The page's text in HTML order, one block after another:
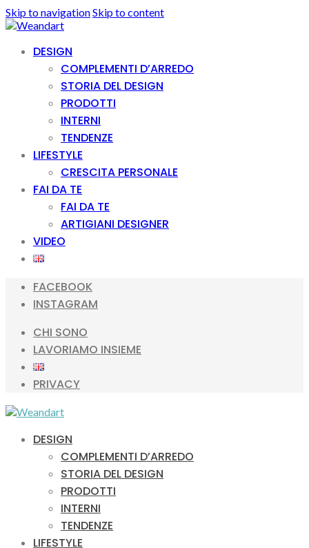
Skip to navigationSkip to content
DESIGN
COMPLEMENTI D’ARREDO
STORIA DEL DESIGN
PRODOTTI
INTERNI
TENDENZE
LIFESTYLE
CRESCITA PERSONALE
FAI DA TE
FAI DA TE
ARTIGIANI DESIGNER
VIDEO
FACEBOOK
INSTAGRAM
CHI SONO
LAVORIAMO INSIEME
PRIVACY
DESIGN
COMPLEMENTI D’ARREDO
STORIA DEL DESIGN
PRODOTTI
INTERNI
TENDENZE
LIFESTYLE